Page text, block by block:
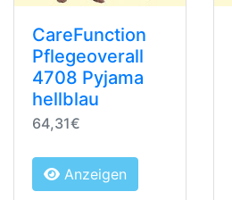
CareFunction
Pflegeoverall
4708 Pyjama
hellblau
64,31€
Anzeigen